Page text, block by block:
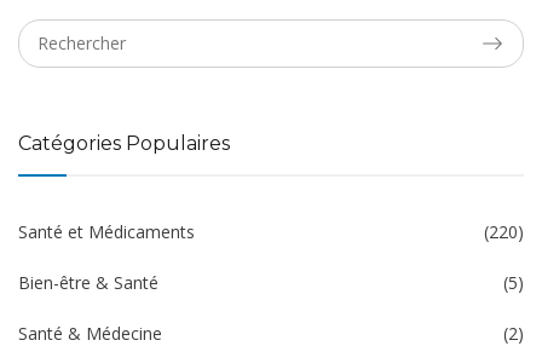
Catégories Populaires
Santé et Médicaments (220)
Bien-être & Santé (5)
Santé & Médecine (2)